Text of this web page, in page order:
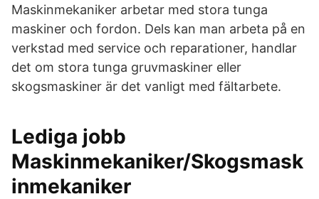
Maskinmekaniker arbetar med stora tunga
maskiner och fordon. Dels kan man arbeta på en
verkstad med service och reparationer, handlar
det om stora tunga gruvmaskiner eller
skogsmaskiner är det vanligt med fältarbete.
Lediga jobb
Maskinmekaniker/Skogsmask
inmekaniker